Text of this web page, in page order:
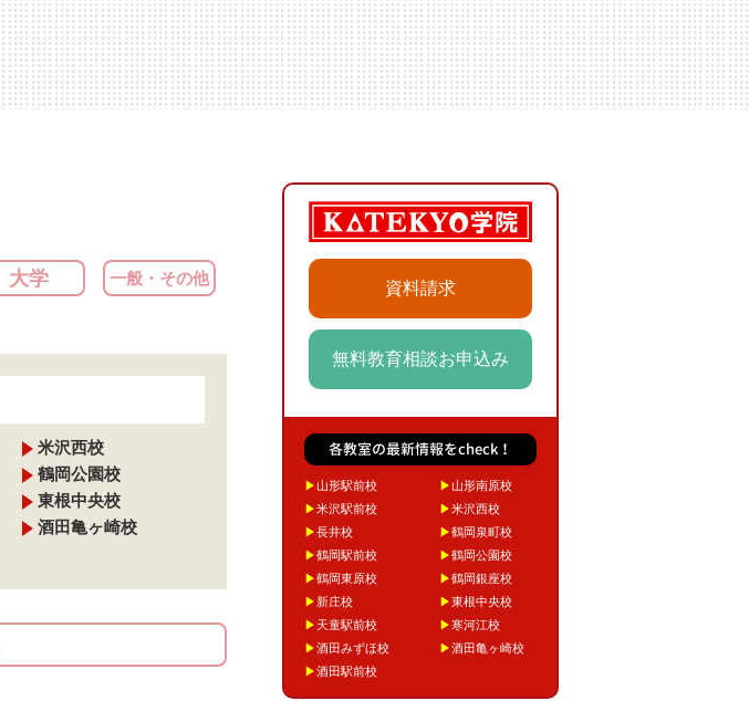
大学 一般・その他
米沢西校
鶴岡公園校
東根中央校
酒田亀ヶ崎校
資料請求
無料教育相談お申込み
各教室の最新情報をcheck！
▶山形駅前校 ▶山形南原校
▶米沢駅前校 ▶米沢西校
▶長井校 ▶鶴岡泉町校
▶鶴岡駅前校 ▶鶴岡公園校
▶鶴岡東原校 ▶鶴岡銀座校
▶ 新庄校 ▶東根中央校
▶ 天童駅前校 ▶寒河江校
▶酒田みずほ校 ▶酒田亀ヶ崎校
▶酒田駅前校